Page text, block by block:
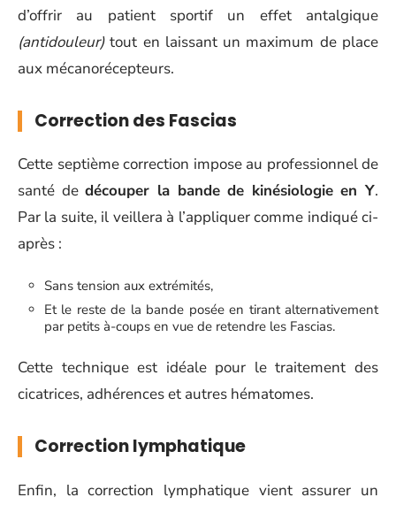
d’offrir au patient sportif un effet antalgique
(antidouleur)tout en laissant un maximum de place
aux mécanorécepteurs.
Correction des Fascias
Cette septième correction impose au professionnel de
santé dedécouper la bande de kinésiologie en Y.
Par la suite, il veillera à l’appliquer comme indiqué ci-
après :
Sans tension aux extrémités,
Et le reste de la bande posée en tirant alternativement
par petits à-coups en vue de retendre les Fascias.
Cette technique est idéale pour le traitement des
cicatrices, adhérences et autres hématomes.
Correction lymphatique
Enfin, la correction lymphatique vient assurer un